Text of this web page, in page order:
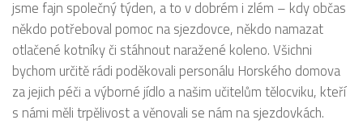
jsme fajn společný týden, a to v dobrém i zlém – kdy občas
někdo potřeboval pomoc na sjezdovce, někdo namazat
otlačené kotníky či stáhnout naražené koleno. Všichni
bychom určitě rádi poděkovali personálu Horského domova
za jejich péči a výborné jídlo a našim učitelům tělocviku, kteří
s námi měli trpělivost a věnovali se nám na sjezdovkách.